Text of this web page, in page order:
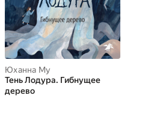
Юханна Му
Тень Лодура. Гибнущее
дерево